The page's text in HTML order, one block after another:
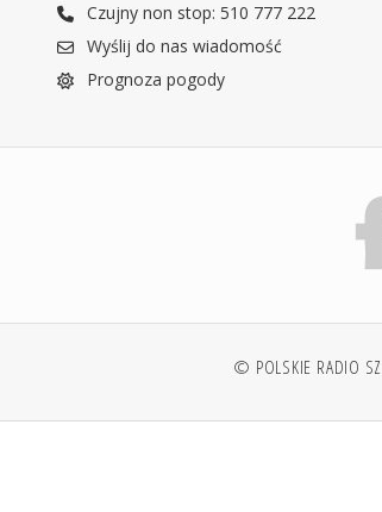
Czujny non stop: 510 777 222
Wyślij do nas wiadomość
Prognoza pogody
© POLSKIE RADIO